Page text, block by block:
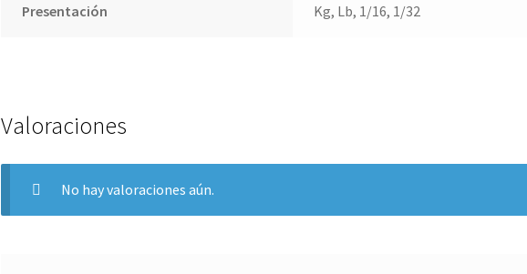
Presentación Kg, Lb, 1/16, 1/32
Valoraciones
No hay valoraciones aún.